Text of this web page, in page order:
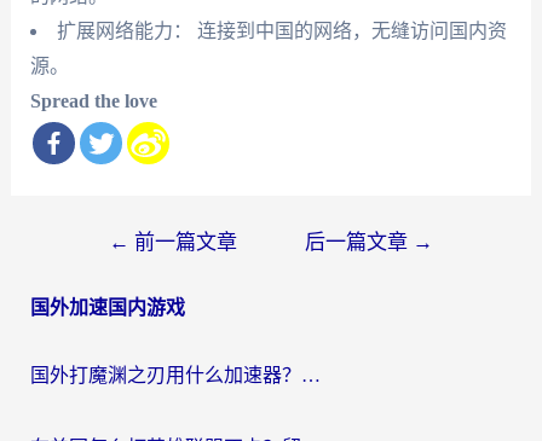
扩展网络能力： 连接到中国的网络，无缝访问国内资
源。
Spread the love
导
← 前一篇文章 后一篇文章 →
国外加速国内游戏
国外打魔渊之刃用什么加速器？2026海外玩家国服游戏加速全攻略（附闪耀暖暖&复苏的魔女避坑指南）